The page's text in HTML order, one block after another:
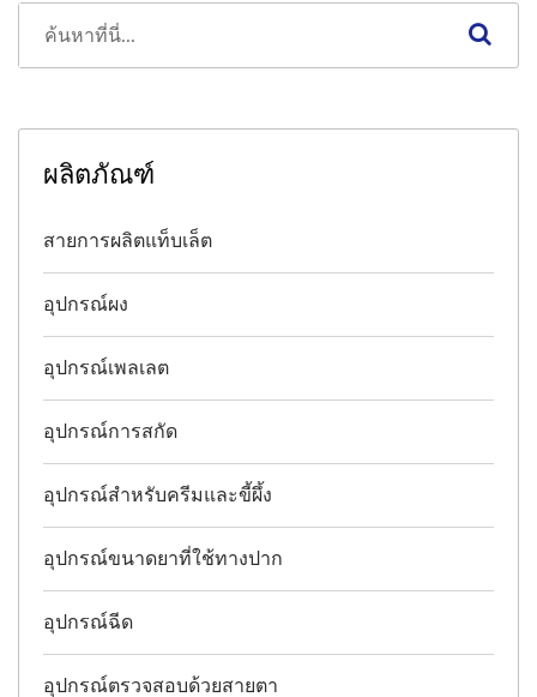
ผลิตภัณฑ์
สายการผลิตแท็บเล็ต
อุปกรณ์ผง
อุปกรณ์เพลเลต
อุปกรณ์การสกัด
อุปกรณ์สำหรับครีมและขี้ผึ้ง
อุปกรณ์ขนาดยาที่ใช้ทางปาก
อุปกรณ์ฉีด
อุปกรณ์ตรวจสอบด้วยสายตา